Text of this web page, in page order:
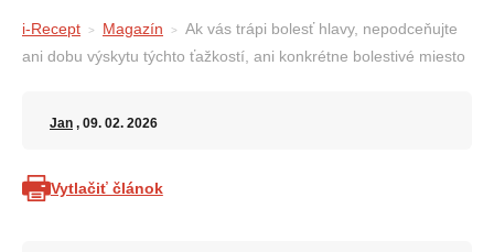
i-Recept Magazín
Ak vás trápi bolesť hlavy, nepodceňujte
ani dobu výskytu týchto ťažkostí, ani konkrétne bolestivé miesto
Jan , 09. 02. 2026
Vytlačiť článok